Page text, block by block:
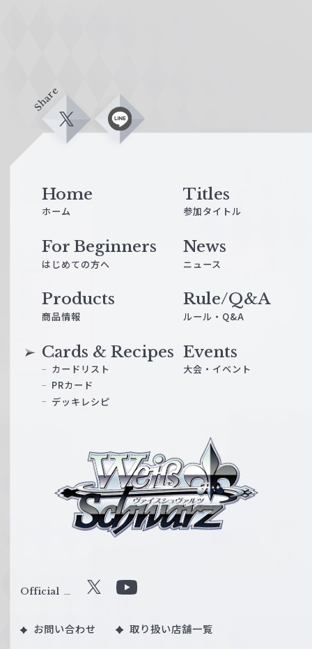
Share
X L
ス
ル
W
Home
ホーム
Titles
参加タイトル
For Beginners
はじめての方へ
News
ニュース
Products
商品情報
Cards & Recipes
カードリスト
PRカード
デッキレシピ
Events
大会・イベント
Rule/Q&A
ルール・Q&A
Official X
u
お問い合わせ 取り扱い店舗一覧